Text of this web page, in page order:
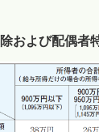
除および配偶者